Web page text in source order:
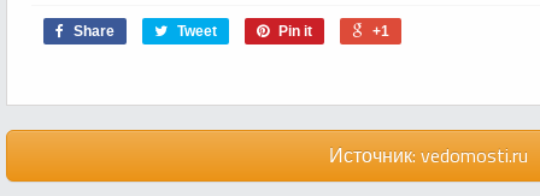
Share Tweet Pin it +1
Источник: vedomosti.ru